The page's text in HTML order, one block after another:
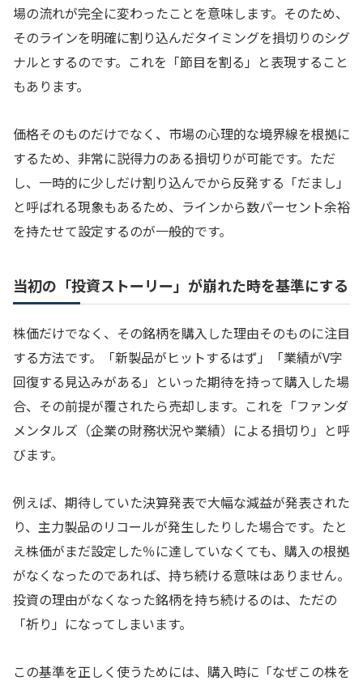
場の流れが完全に変わったことを意味します。そのため、
そのラインを明確に割り込んだタイミングを損切りのシグ
ナルとするのです。これを「節目を割る」と表現すること
もあります。
価格そのものだけでなく、市場の心理的な境界線を根拠に
するため、非常に説得力のある損切りが可能です。ただ
し、一時的に少しだけ割り込んでから反発する「だまし」
と呼ばれる現象もあるため、ラインから数パーセント余裕
を持たせて設定するのが一般的です。
当初の「投資ストーリー」が崩れた時を基準にする
株価だけでなく、その銘柄を購入した理由そのものに注目
する方法です。「新製品がヒットするはず」「業績がV字
回復する見込みがある」といった期待を持って購入した場
合、その前提が覆されたら売却します。これを「ファンダ
メンタルズ（企業の財務状況や業績）による損切り」と呼
びます。
例えば、期待していた決算発表で大幅な減益が発表された
り、主力製品のリコールが発生したりした場合です。たと
え株価がまだ設定した％に達していなくても、購入の根拠
がなくなったのであれば、持ち続ける意味はありません。
投資の理由がなくなった銘柄を持ち続けるのは、ただの
「祈り」になってしまいます。
この基準を正しく使うためには、購入時に「なぜこの株を